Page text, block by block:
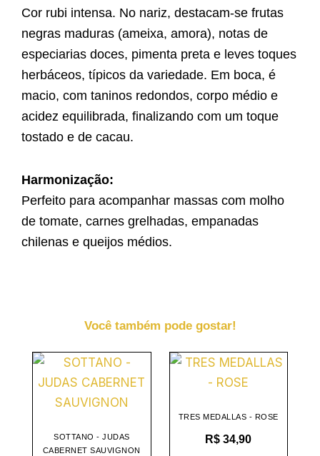
Cor rubi intensa. No nariz, destacam-se frutas
negras maduras (ameixa, amora), notas de
especiarias doces, pimenta preta e leves toques
herbáceos, típicos da variedade. Em boca, é
macio, com taninos redondos, corpo médio e
acidez equilibrada, finalizando com um toque
tostado e de cacau.
Harmonização:
Perfeito para acompanhar massas com molho
de tomate, carnes grelhadas, empanadas
chilenas e queijos médios.
Você também pode gostar!
SOTTANO - JUDAS
CABERNET SAUVIGNON
TRES MEDALLAS - ROSE
R$ 34,90